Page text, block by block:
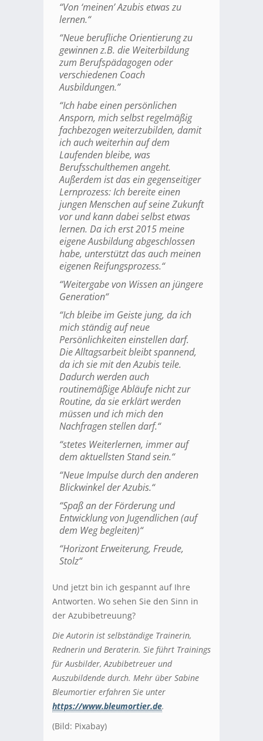
“Von ‘meinen’ Azubis etwas zu
lernen.“
“Neue berufliche Orientierung zu
gewinnen z.B. die Weiterbildung
zum Berufspädagogen oder
verschiedenen Coach
Ausbildungen.”
“Ich habe einen persönlichen
Ansporn, mich selbst regelmäßig
fachbezogen weiterzubilden, damit
ich auch weiterhin auf dem
Laufenden bleibe, was
Berufsschulthemen angeht.
Außerdem ist das ein gegenseitiger
Lernprozess: Ich bereite einen
jungen Menschen auf seine Zukunft
vor und kann dabei selbst etwas
lernen. Da ich erst 2015 meine
eigene Ausbildung abgeschlossen
habe, unterstützt das auch meinen
eigenen Reifungsprozess.“
“Weitergabe von Wissen an jüngere
Generation“
“Ich bleibe im Geiste jung, da ich
mich ständig auf neue
Persönlichkeiten einstellen darf.
Die Alltagsarbeit bleibt spannend,
da ich sie mit den Azubis teile.
Dadurch werden auch
routinemäßige Abläufe nicht zur
Routine, da sie erklärt werden
müssen und ich mich den
Nachfragen stellen darf.“
“stetes Weiterlernen, immer auf
dem aktuellsten Stand sein.“
“Neue Impulse durch den anderen
Blickwinkel der Azubis.“
“Spaß an der Förderung und
Entwicklung von Jugendlichen (auf
dem Weg begleiten)“
“Horizont Erweiterung, Freude,
Stolz“
Und jetzt bin ich gespannt auf Ihre
Antworten. Wo sehen Sie den Sinn in
der Azubibetreuung?
Die Autorin ist selbständige Trainerin,
Rednerin und Beraterin. Sie führt Trainings
für Ausbilder, Azubibetreuer und
Auszubildende durch. Mehr über Sabine
Bleumortier erfahren Sie unter
https://www.bleumortier.de.
(Bild: Pixabay)